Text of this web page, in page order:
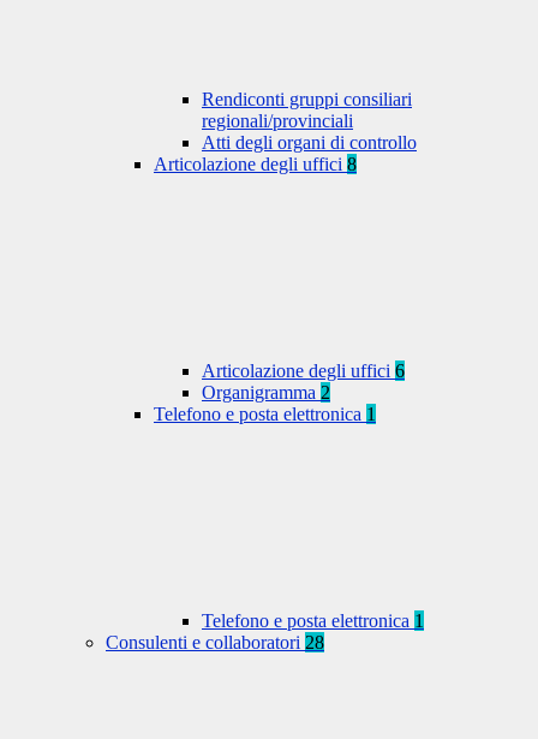
Rendiconti gruppi consiliari
regionali/provinciali
Atti degli organi di controllo
Articolazione degli uffici 8
Articolazione degli uffici 6
Organigramma 2
Telefono e posta elettronica 1
Telefono e posta elettronica 1
Consulenti e collaboratori 28